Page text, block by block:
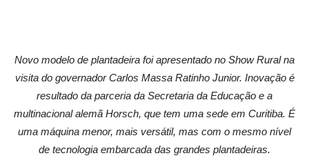
Novo modelo de plantadeira foi apresentado no Show Rural na
visita do governador Carlos Massa Ratinho Junior. Inovação é
resultado da parceria da Secretaria da Educação e a
multinacional alemã Horsch, que tem uma sede em Curitiba. É
uma máquina menor, mais versátil, mas com o mesmo nível
de tecnologia embarcada das grandes plantadeiras.